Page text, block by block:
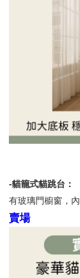
-貓籠式貓跳台：
有玻璃門櫥窗，
賣場